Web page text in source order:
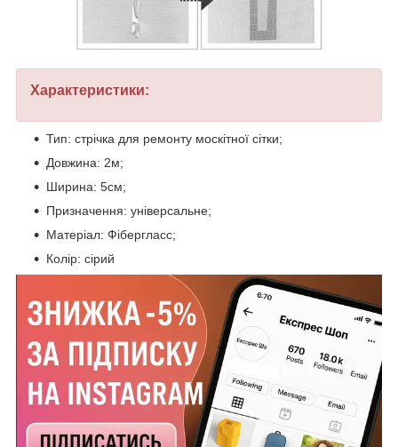
Характеристики:
Тип: стрічка для ремонту москітної сітки;
Довжина: 2м;
Ширина: 5см;
Призначення: універсальне;
Матеріал: Фібергласс;
Колір: сірий